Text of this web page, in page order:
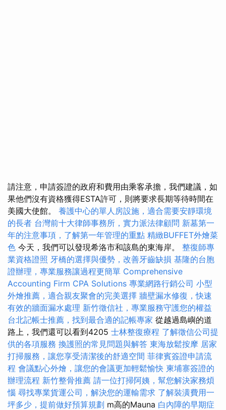
請注意，申請簽證的政府和費用由乘客承擔，我們建議，如
果他們沒有資格獲得ESTA許可，則將要求長期等待時間在
美國大使館。 養護中心的單人房設施，適合需要安靜環境
的長者 台灣前十大律師事務所，實力派法律顧問 新墓第一
年的注意事項，了解第一年管理的重點 精緻BUFFET外燴菜
色 今天，我們可以發現希洛市和該島的東海岸。 整復師專
業資格證照 牙橋的選擇與優勢，改善牙齒缺損 基隆的台胞
證辦理，專業服務讓過程更簡單 Comprehensive
Accounting Firm CPA Solutions 專業網路行銷公司 小型
外燴推薦，適合親友聚會的完美選擇 牆壁漏水修復，快速
有效的牆面漏水處理 新竹徵信社，專業服務守護您的權益
台北記帳士推薦，找到最合適的記帳專家 從越過島嶼的道
路上，我們還可以看到4205 士林整復療程 了解徵信公司提
供的各項服務 換護照的常見問題與解答 東海放鬆按摩 居家
打掃服務，讓您享受清潔後的舒適空間 菲律賓簽證申請流
程 會議點心外燴，讓您的會議更加輕鬆愉快 柬埔寨簽證的
辦理流程 新竹整骨推薦 請一位打掃阿姨，幫您解決家務煩
惱 尋找專業貨運公司，解決您的運輸需求 了解裝潢費用一
坪多少，提前做好預算規劃 m高的Mauna 白內障的早期症